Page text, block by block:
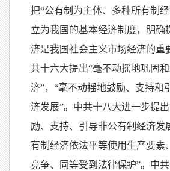
把“公有制为主体、多种所有制
立为我国的基本经济制度，明确
济是我国社会主义市场经济的重
共十六大提出“毫不动摇地巩固
济”，“毫不动摇地鼓励、支持和
济发展”。中共十八大进一步提
励、支持、引导非公有制经济发
有制经济依法平等使用生产要素
竞争、同等受到法律保护”。中